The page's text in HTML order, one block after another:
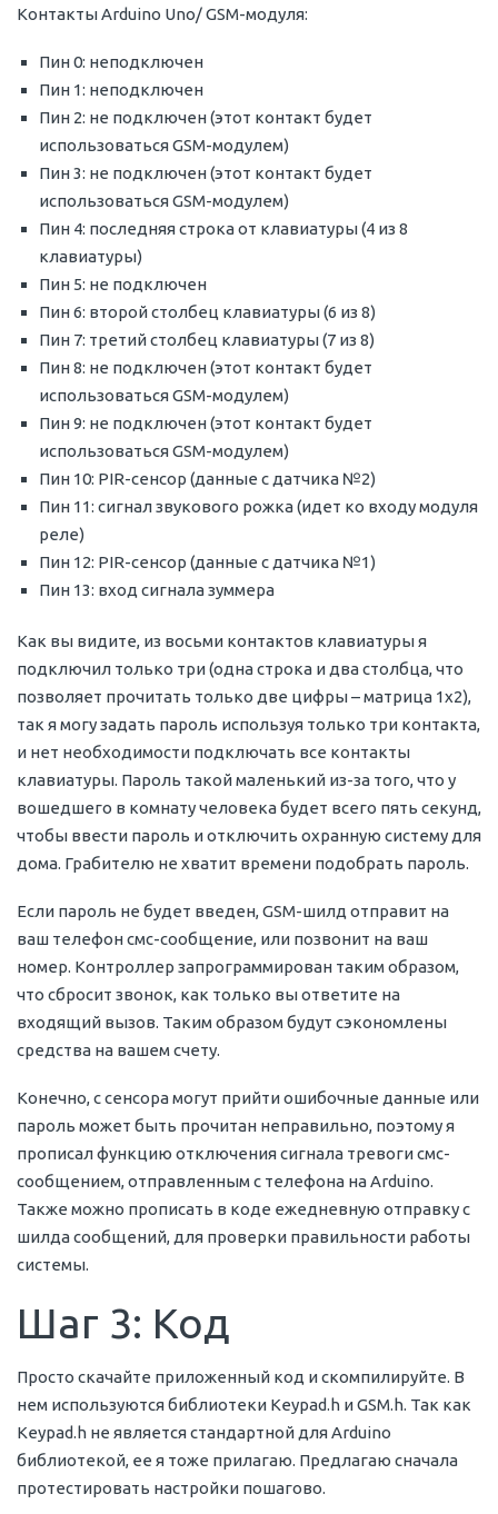
Контакты Arduino Uno/ GSM-модуля:
Пин 0: неподключен
Пин 1: неподключен
Пин 2: не подключен (этот контакт будет
использоваться GSM-модулем)
Пин 3: не подключен (этот контакт будет
использоваться GSM-модулем)
Пин 4: последняя строка от клавиатуры (4 из 8
клавиатуры)
Пин 5: не подключен
Пин 6: второй столбец клавиатуры (6 из 8)
Пин 7: третий столбец клавиатуры (7 из 8)
Пин 8: не подключен (этот контакт будет
использоваться GSM-модулем)
Пин 9: не подключен (этот контакт будет
использоваться GSM-модулем)
Пин 10: PIR-сенсор (данные с датчика №2)
Пин 11: сигнал звукового рожка (идет ко входу модуля
реле)
Пин 12: PIR-сенсор (данные с датчика №1)
Пин 13: вход сигнала зуммера
Как вы видите, из восьми контактов клавиатуры я
подключил только три (одна строка и два столбца, что
позволяет прочитать только две цифры – матрица 1х2),
так я могу задать пароль используя только три контакта,
и нет необходимости подключать все контакты
клавиатуры. Пароль такой маленький из-за того, что у
вошедшего в комнату человека будет всего пять секунд,
чтобы ввести пароль и отключить охранную систему для
дома. Грабителю не хватит времени подобрать пароль.
Если пароль не будет введен, GSM-шилд отправит на
ваш телефон смс-сообщение, или позвонит на ваш
номер. Контроллер запрограммирован таким образом,
что сбросит звонок, как только вы ответите на
входящий вызов. Таким образом будут сэкономлены
средства на вашем счету.
Конечно, с сенсора могут прийти ошибочные данные или
пароль может быть прочитан неправильно, поэтому я
прописал функцию отключения сигнала тревоги смс-
сообщением, отправленным с телефона на Arduino.
Также можно прописать в коде ежедневную отправку с
шилда сообщений, для проверки правильности работы
системы.
Шаг 3: Код
Просто скачайте приложенный код и скомпилируйте. В
нем используются библиотеки Keypad.h и GSM.h. Так как
Keypad.h не является стандартной для Arduino
библиотекой, ее я тоже прилагаю. Предлагаю сначала
протестировать настройки пошагово.